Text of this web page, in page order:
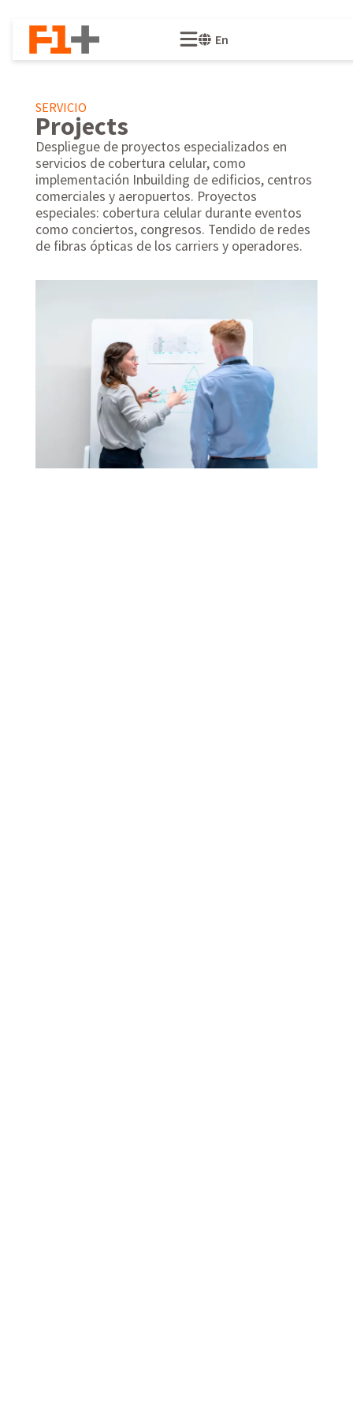
En
SERVICIO
Projects
Despliegue de proyectos especializados en
servicios de cobertura celular, como
implementación Inbuilding de edificios, centros
comerciales y aeropuertos. Proyectos
especiales: cobertura celular durante eventos
como conciertos, congresos. Tendido de redes
de fibras ópticas de los carriers y operadores.